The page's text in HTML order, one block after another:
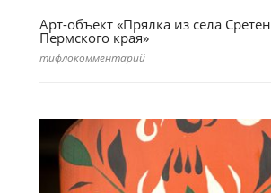
Арт-объект «Прялка из села
Пермского края»
тифлокомментарий